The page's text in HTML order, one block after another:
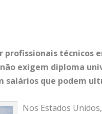
técnicos
exigem diploma
que podem
Nos Estados